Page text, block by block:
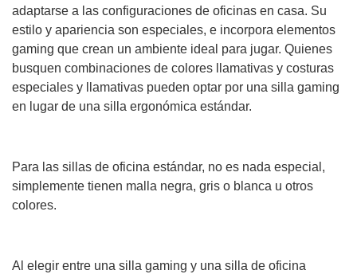
adaptarse a las configuraciones de oficinas en casa. Su
estilo y apariencia son especiales, e incorpora elementos
gaming que crean un ambiente ideal para jugar. Quienes
busquen combinaciones de colores llamativas y costuras
especiales y llamativas pueden optar por una silla gaming
en lugar de una silla ergonómica estándar.
Para las sillas de oficina estándar, no es nada especial,
simplemente tienen malla negra, gris o blanca u otros
colores.
Al elegir entre una silla gaming y una silla de oficina